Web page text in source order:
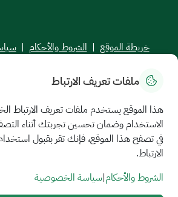
خريطة الموقع | الشروط والأحكام |
جميع الحقوق محفوظة للجامعة السعودية
ملفات تعريف الارتباط
هذا الموقع يستخدم ملفات تعريف الارتباط
الاستخدام وضمان تحسين تجربتك أثناء
في تصفح هذا الموقع، فإنك تقر بقبول
الارتباط.
الشروط والأحكام|سياسة الخصوصية